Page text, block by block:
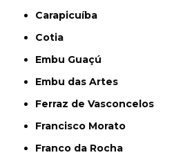
Carapicuíba
Cotia
Embu Guaçú
Embu das Artes
Ferraz de Vasconcelos
Francisco Morato
Franco da Rocha